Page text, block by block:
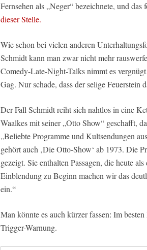
Fernsehen als „Neger“ bezeichnete, und
dieser Stelle.
Wie schon bei vielen anderen
Schmidt kann man zwar nicht mehr
Comedy-Late-Night-Talks nimmt es
Gag. Nur schade, dass der selige Feuerstein
Der Fall Schmidt reiht sich nahtlos in eine
Waalkes mit seiner „Otto Show“ geschafft,
„Beliebte Programme und Kultsendungen
gehört auch ‚Die Otto-Show‘ ab 1973. Die
gezeigt. Sie enthalten Passagen, die heute
Einblendung zu Beginn machen wir das
ein.“
Man könnte es auch kürzer fassen: Im
Trigger-Warnung.